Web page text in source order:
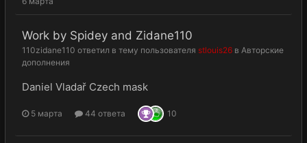
Work by Spidey and Zidane110
110zidane110 ответил в тему пользователя stlouis26 в Авторские
дополнения
Daniel Vladař Czech mask
5 марта 44 ответа 10